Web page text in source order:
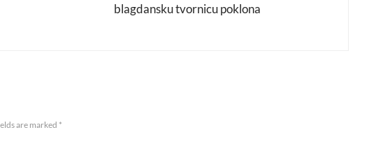
blagdansku tvornicu poklona
are marked *